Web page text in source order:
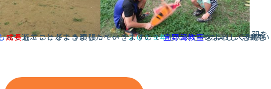
羽を
んで遊ぶことができました～～２０１９年
成長していけるよう頑張っていきますので宜野湾教室